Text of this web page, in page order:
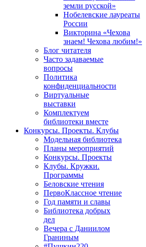
земли русской»
Нобелевские лауреаты
России
Викторина «Чехова
знаем! Чехова любим!»
Блог читателя
Часто задаваемые
вопросы
Политика
конфиденциальности
Виртуальные
выставки
Комплектуем
библиотеки вместе
Конкурсы. Проекты. Клубы
Модельная библиотека
Планы мероприятий
Конкурсы. Проекты
Клубы. Кружки.
Программы
Беловские чтения
ПервоКлассное чтение
Год памяти и славы
Библиотека добрых
дел
Вечера с Даниилом
Граниным